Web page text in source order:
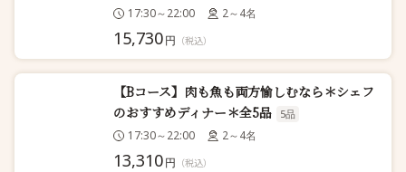
17:30～22:00 2～4名
15,730円 （税込）
【Bコース】肉も魚も両方愉しむなら＊シェフ
のおすすめディナー＊全5品
5品
17:30～22:00 2～4名
13,310円 （税込）